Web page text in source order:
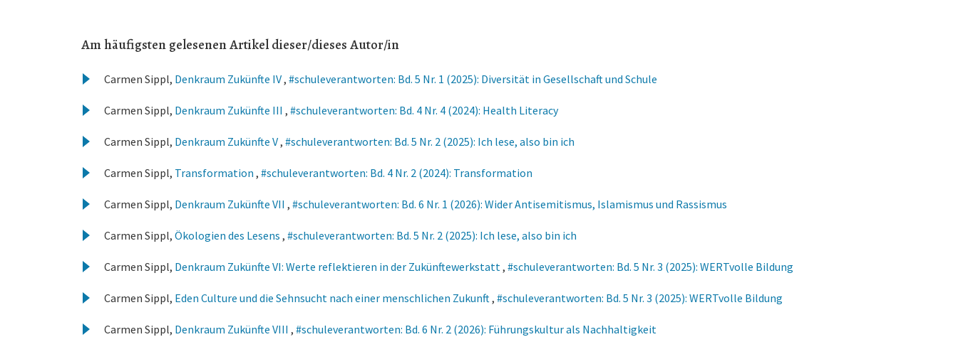
Am häufigsten gelesenen Artikel dieser/dieses Autor/in
Carmen Sippl, Denkraum Zukünfte IV, #schuleverantworten: Bd. 5 Nr. 1 (2025): Diversität in Gesellschaft und Schule
Carmen Sippl, Denkraum Zukünfte III , #schuleverantworten: Bd. 4 Nr. 4 (2024): Health Literacy
Carmen Sippl, Denkraum Zukünfte V, #schuleverantworten: Bd. 5 Nr. 2 (2025): Ich lese, also bin ich
Carmen Sippl, Transformation , #schuleverantworten: Bd. 4 Nr. 2 (2024): Transformation
Carmen Sippl, Denkraum Zukünfte VII , #schuleverantworten: Bd. 6 Nr. 1 (2026): Wider Antisemitismus, Islamismus und Rassismus
Carmen Sippl, Ökologien des Lesens , #schuleverantworten: Bd. 5 Nr. 2 (2025): Ich lese, also bin ich
Carmen Sippl, Denkraum Zukünfte VI: Werte reflektieren in der Zukünftewerkstatt , #schuleverantworten: Bd. 5 Nr. 3 (2025): WERTvolle Bildung
Carmen Sippl, Eden Culture und die Sehnsucht nach einer menschlichen Zukunft , #schuleverantworten: Bd. 5 Nr. 3 (2025): WERTvolle Bildung
Carmen Sippl, Denkraum Zukünfte VIII , #schuleverantworten: Bd. 6 Nr. 2 (2026): Führungskultur als Nachhaltigkeit